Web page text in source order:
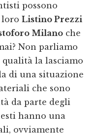
possono
loroListino Prezzi
Milano che
Non parliamo
qualità la lasciamo
di una situazione
che sono
da parte degli
hanno una
ovviamente